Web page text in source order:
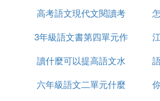
現在初中用的語文教材用的版
語文有人教版 、 語文版 、 蘇
版 、 北師大版 、 滬教版 、 冀
大版 。
人教版即由人民教育出版社出
學到高中都有這個版本的教材
版本
高考語文現代文閱讀考
什麼類型的
3年級語文書第四單元作
文怎麼寫
讀什麼可以提高語文水
平
六年級語文二單元什麼